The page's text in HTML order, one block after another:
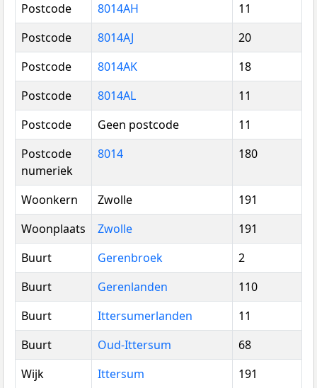
Postcode
8014AH
11
Postcode
8014AJ
20
Postcode
8014AK
18
Postcode
8014AL
11
Postcode
Geen postcode
11
Postcode
numeriek
8014 180
Woonkern Zwolle
191
Woonplaats
Zwolle
191
Buurt
Gerenbroek
2
Buurt
Gerenlanden
110
Buurt
Ittersumerlanden
11
Buurt
Oud-Ittersum
68
Wijk
Ittersum
191